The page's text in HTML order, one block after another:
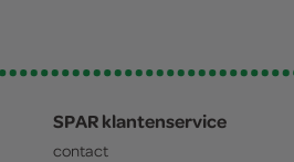
SPAR klantenservice
contact